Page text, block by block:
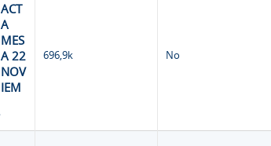
ACT
A
MES
A 22
NOV
IEM
696,9k No